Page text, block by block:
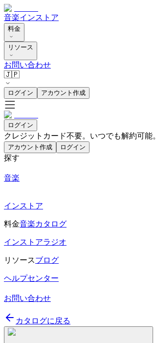
音楽インストア
料金
リソース
お問い合わせ
🇯🇵
ログイン アカウント作成
ログイン
クレジットカード不要。いつでも解約可能。
アカウント作成 ログイン
探す
音楽
インストア
料金音楽カタログ
インストアラジオ
リソースブログ
ヘルプセンター
お問い合わせ
カタログに戻る